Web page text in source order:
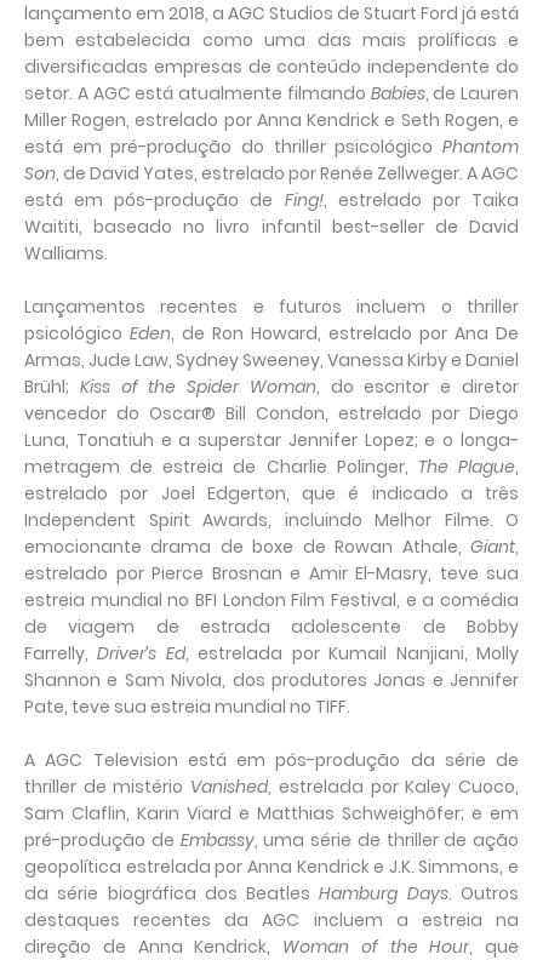
lançamento em 2018, a AGC Studios de Stuart Ford já está
bem estabelecida como uma das mais prolíficas e
diversificadas empresas de conteúdo independente do
setor. A AGC está atualmente filmando Babies, de Lauren
Miller Rogen, estrelado por Anna Kendrick e Seth Rogen, e
está em pré-produção do thriller psicológico Phantom
Son, de David Yates, estrelado por Renée Zellweger. A AGC
está em pós-produção de Fing!, estrelado por Taika
Waititi, baseado no livro infantil best-seller de David
Walliams.
Lançamentos recentes e futuros incluem o thriller
psicológico Eden, de Ron Howard, estrelado por Ana De
Armas, Jude Law, Sydney Sweeney, Vanessa Kirby e Daniel
Brühl; Kiss of the Spider Woman, do escritor e diretor
vencedor do Oscar® Bill Condon, estrelado por Diego
Luna, Tonatiuh e a superstar Jennifer Lopez; e o longa-
metragem de estreia de Charlie Polinger, The Plague,
estrelado por Joel Edgerton, que é indicado a três
Independent Spirit Awards, incluindo Melhor Filme. O
emocionante drama de boxe de Rowan Athale, Giant,
estrelado por Pierce Brosnan e Amir El-Masry, teve sua
estreia mundial no BFI London Film Festival, e a comédia
de viagem de estrada adolescente de Bobby
Farrelly, Driver’s Ed, estrelada por Kumail Nanjiani, Molly
Shannon e Sam Nivola, dos produtores Jonas e Jennifer
Pate, teve sua estreia mundial no TIFF.
A AGC Television está em pós-produção da série de
thriller de mistério Vanished, estrelada por Kaley Cuoco,
Sam Claflin, Karin Viard e Matthias Schweighöfer; e em
pré-produção de Embassy, uma série de thriller de ação
geopolítica estrelada por Anna Kendrick e J.K. Simmons, e
da série biográfica dos Beatles Hamburg Days. Outros
destaques recentes da AGC incluem a estreia na
direção de Anna Kendrick, Woman of the Hour, que